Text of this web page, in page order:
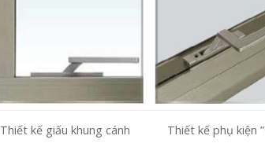
Thiết kế giấu khung cánh Thiết kế phụ kiện ”